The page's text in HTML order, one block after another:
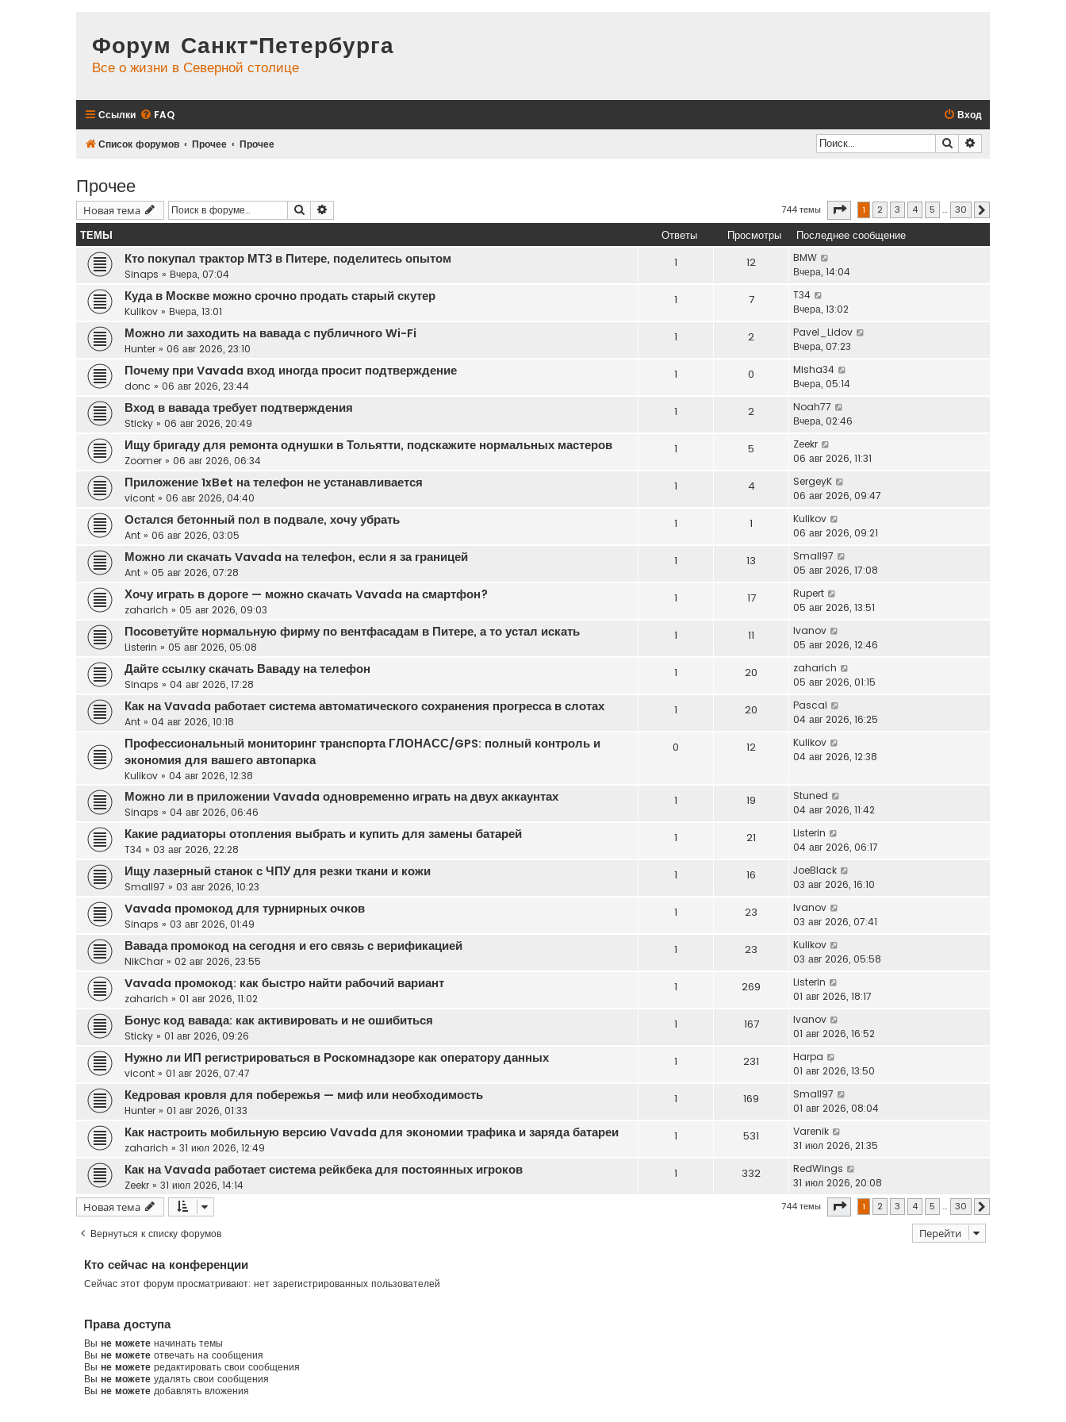
Форум Санкт-Петербурга
Все о жизни в Северной столице
Ссылки FAQ Вход
Список форумов Прочее Прочее Поиск
Прочее
Новая тема Поиск 744 темы Страница из 30
1 2 3 4 5 … 30
ТЕМЫ Ответы Просмотры Последнее сообщение
Кто покупал трактор МТЗ в Питере, поделитесь опытом
Sinaps » Вчера, 07:04
1 12
BMW
Вчера, 14:04
Куда в Москве можно срочно продать старый скутер
Kulikov » Вчера, 13:01
1 7
T34
Вчера, 13:02
Можно ли заходить на вавада с публичного Wi-Fi
Hunter » 06 авг 2026, 23:10
1 2
Pavel_Lidov
Вчера, 07:23
Почему при Vavada вход иногда просит подтверждение
donc » 06 авг 2026, 23:44
1 0
Misha34
Вчера, 05:14
Вход в вавада требует подтверждения
Sticky » 06 авг 2026, 20:49
1 2
Noah77
Вчера, 02:46
Ищу бригаду для ремонта однушки в Тольятти, подскажите нормальных мастеров
Zoomer » 06 авг 2026, 06:34
1 5
Zeekr
06 авг 2026, 11:31
Приложение 1xBet на телефон не устанавливается
vicont » 06 авг 2026, 04:40
1 4
SergeyK
06 авг 2026, 09:47
Остался бетонный пол в подвале, хочу убрать
Ant » 06 авг 2026, 03:05
1 1
Kulikov
06 авг 2026, 09:21
Можно ли скачать Vavada на телефон, если я за границей
Ant » 05 авг 2026, 07:28
1 13
Small97
05 авг 2026, 17:08
Хочу играть в дороге — можно скачать Vavada на смартфон?
zaharich » 05 авг 2026, 09:03
1 17
Rupert
05 авг 2026, 13:51
Посоветуйте нормальную фирму по вентфасадам в Питере, а то устал искать
Listerin » 05 авг 2026, 05:08
1 11
Ivanov
05 авг 2026, 12:46
Дайте ссылку скачать Ваваду на телефон
Sinaps » 04 авг 2026, 17:28
1 20
zaharich
05 авг 2026, 01:15
Как на Vavada работает система автоматического сохранения прогресса в слотах
Ant » 04 авг 2026, 10:18
1 20
Pascal
04 авг 2026, 16:25
Профессиональный мониторинг транспорта ГЛОНАСС/GPS: полный контроль и
экономия для вашего автопарка
Kulikov » 04 авг 2026, 12:38
0 12
Kulikov
04 авг 2026, 12:38
Можно ли в приложении Vavada одновременно играть на двух аккаунтах
Sinaps » 04 авг 2026, 06:46
1 19
Stuned
04 авг 2026, 11:42
Какие радиаторы отопления выбрать и купить для замены батарей
T34 » 03 авг 2026, 22:28
1 21
Listerin
04 авг 2026, 06:17
Ищу лазерный станок с ЧПУ для резки ткани и кожи
Small97 » 03 авг 2026, 10:23
1 16
JoeBlack
03 авг 2026, 16:10
Vavada промокод для турнирных очков
Sinaps » 03 авг 2026, 01:49
1 23
Ivanov
03 авг 2026, 07:41
Вавада промокод на сегодня и его связь с верификацией
NikChar » 02 авг 2026, 23:55
1 23
Kulikov
03 авг 2026, 05:58
Vavada промокод: как быстро найти рабочий вариант
zaharich » 01 авг 2026, 11:02
1 269
Listerin
01 авг 2026, 18:17
Бонус код вавада: как активировать и не ошибиться
Sticky » 01 авг 2026, 09:26
1 167
Ivanov
01 авг 2026, 16:52
Нужно ли ИП регистрироваться в Роскомнадзоре как оператору данных
vicont » 01 авг 2026, 07:47
1 231
Harpa
01 авг 2026, 13:50
Кедровая кровля для побережья — миф или необходимость
Hunter » 01 авг 2026, 01:33
1 169
Small97
01 авг 2026, 08:04
Как настроить мобильную версию Vavada для экономии трафика и заряда батареи
zaharich » 31 июл 2026, 12:49
1 531
Varenik
31 июл 2026, 21:35
Как на Vavada работает система рейкбека для постоянных игроков
Zeekr » 31 июл 2026, 14:14
1 332
RedWings
31 июл 2026, 20:08
Новая тема 744 темы Страница из 30
1 2 3 4 5 … 30
Вернуться к списку форумов Перейти
Кто сейчас на конференции
Сейчас этот форум просматривают: нет зарегистрированных пользователей
Права доступа
Вы не можете начинать темы
Вы не можете отвечать на сообщения
Вы не можете редактировать свои сообщения
Вы не можете удалять свои сообщения
Вы не можете добавлять вложения